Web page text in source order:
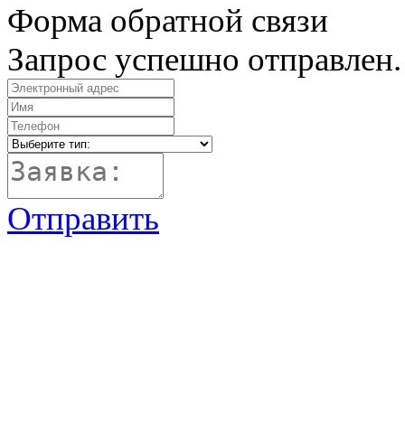
Форма обратной связи
Запрос успешно отправлен.
Отправить